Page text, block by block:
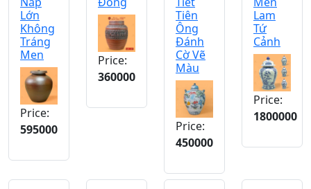
Lớn
Không
Tráng
Men
Price:
595000
Price:
360000
Tiên
Ông
Đánh
Cờ Vẽ
Màu
Price:
450000
Lam
Tứ
Cảnh
Price:
1800000